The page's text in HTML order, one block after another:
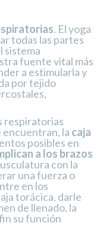
. El yoga
todas las partes
sistema
fuente vital más
a estimularla y
por tejido
respiratorias
encuentran, la caja
posibles en
a los brazos
con la
una fuerza o
en los
torácica, darle
de llenado, la
su función